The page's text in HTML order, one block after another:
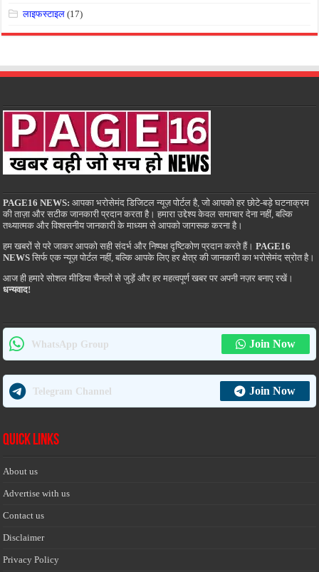
लाइफस्टाइल (17)
PAGE16 NEWS: आपका भरोसेमंद डिजिटल न्यूज़ पोर्टल है, जो आपको हर छोटे-बड़े घटनाक्रम
की ताज़ा और सटीक जानकारी प्रदान करता है। हमारा उद्देश्य केवल समाचार देना नहीं, बल्कि
तथ्यात्मक और विश्वसनीय जानकारी के माध्यम से आपको जागरूक करना है।
हम खबरों से परे जाकर आपको सही संदर्भ और निष्पक्ष दृष्टिकोण प्रदान करते हैं।PAGE16
NEWS सिर्फ एक न्यूज़ पोर्टल नहीं, बल्कि आपके लिए हर क्षेत्र की जानकारी का भरोसेमंद स्रोत है।
आज ही हमारे सोशल मीडिया चैनलों से जुड़ें और हर महत्वपूर्ण खबर पर अपनी नज़र बनाए रखें।
धन्यवाद!
WhatsApp Group Join Now
Telegram Channel Join Now
Quick Links
About us
Advertise with us
Contact us
Disclaimer
Privacy Policy